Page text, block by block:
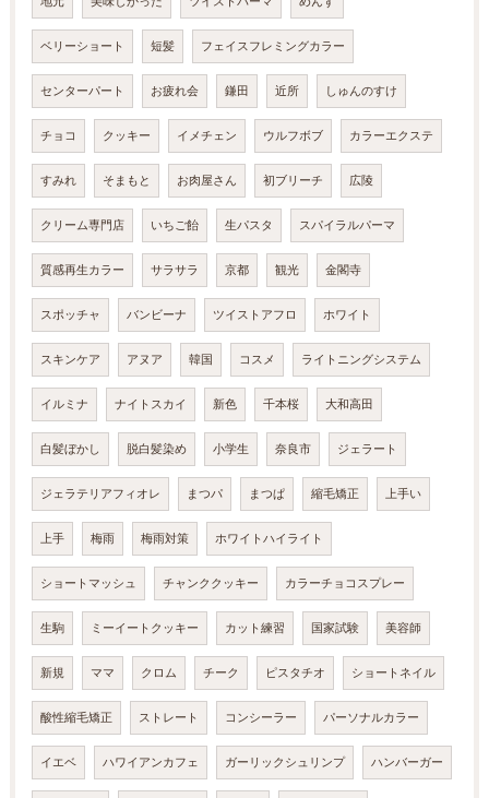
ベリーショート 短髪 フェイスフレミングカラー
センターパート お疲れ会 鎌田 近所 しゅんのすけ
チョコ クッキー イメチェン ウルフボブ カラーエクステ
すみれ そまもと お肉屋さん 初ブリーチ 広陵
クリーム専門店 いちご飴 生パスタ スパイラルパーマ
質感再生カラー サラサラ 京都 観光 金閣寺
スポッチャ バンビーナ ツイストアフロ ホワイト
スキンケア アヌア 韓国 コスメ ライトニングシステム
イルミナ ナイトスカイ 新色 千本桜 大和高田
白髪ぼかし 脱白髪染め 小学生 奈良市 ジェラート
ジェラテリアフィオレ まつパ まつぱ 縮毛矯正 上手い
上手 梅雨 梅雨対策 ホワイトハイライト
ショートマッシュ チャンククッキー カラーチョコスプレー
生駒 ミーイートクッキー カット練習 国家試験 美容師
新規 ママ クロム チーク ピスタチオ ショートネイル
酸性縮毛矯正 ストレート コンシーラー パーソナルカラー
イエベ ハワイアンカフェ ガーリックシュリンプ ハンバーガー